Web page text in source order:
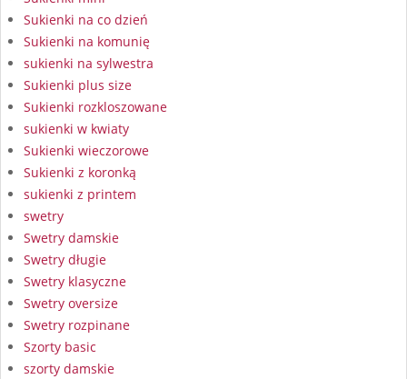
Sukienki na co dzień
Sukienki na komunię
sukienki na sylwestra
Sukienki plus size
Sukienki rozkloszowane
sukienki w kwiaty
Sukienki wieczorowe
Sukienki z koronką
sukienki z printem
swetry
Swetry damskie
Swetry długie
Swetry klasyczne
Swetry oversize
Swetry rozpinane
Szorty basic
szorty damskie